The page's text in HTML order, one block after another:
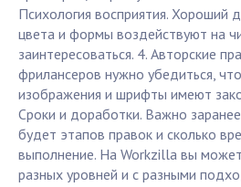
Психология восприятия. Хороший
цвета и формы воздействуют на
заинтересоваться. 4. Авторские
фрилансеров нужно убедиться,
изображения и шрифты имеют
Сроки и доработки. Важно заранее
будет этапов правок и сколько
выполнение. На Workzilla вы
разных уровней и с разными